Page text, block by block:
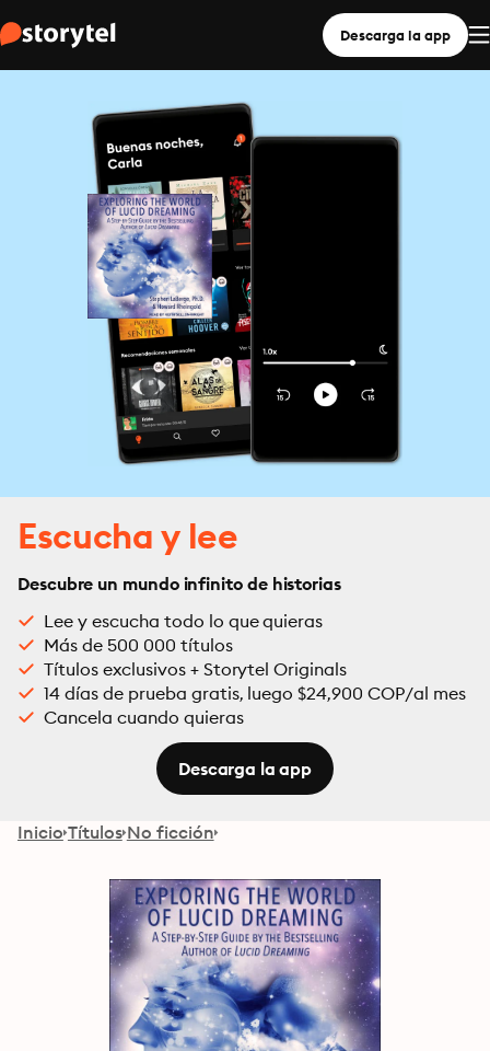
Descarga la app
Escucha y lee
Descubre un mundo infinito de historias
Lee y escucha todo lo que quieras
Más de 500 000 títulos
Títulos exclusivos + Storytel Originals
14 días de prueba gratis, luego $24,900 COP/al mes
Cancela cuando quieras
Descarga la app
Inicio Títulos No ficción